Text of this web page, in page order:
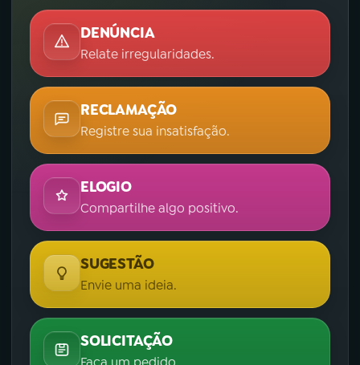
DENÚNCIA
Relate irregularidades.
RECLAMAÇÃO
Registre sua insatisfação.
ELOGIO
Compartilhe algo positivo.
SUGESTÃO
Envie uma ideia.
SOLICITAÇÃO